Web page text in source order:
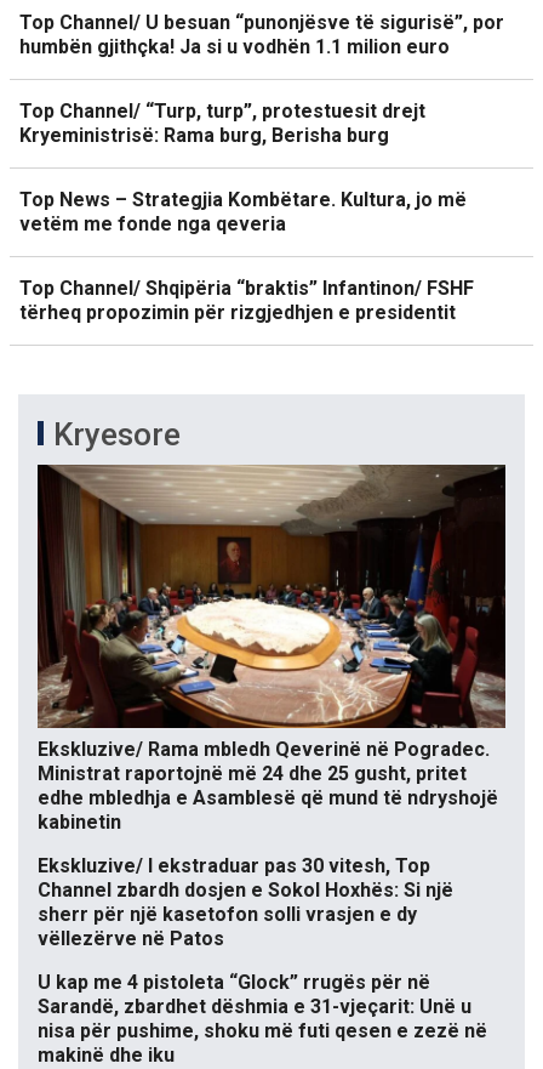
Top Channel/ U besuan “punonjësve të sigurisë”, por
humbën gjithçka! Ja si u vodhën 1.1 milion euro
Top Channel/ “Turp, turp”, protestuesit drejt
Kryeministrisë: Rama burg, Berisha burg
Top News – Strategjia Kombëtare. Kultura, jo më
vetëm me fonde nga qeveria
Top Channel/ Shqipëria “braktis” Infantinon/ FSHF
tërheq propozimin për rizgjedhjen e presidentit
Kryesore
Ekskluzive/ Rama mbledh Qeverinë në Pogradec.
Ministrat raportojnë më 24 dhe 25 gusht, pritet
edhe mbledhja e Asamblesë që mund të ndryshojë
kabinetin
Ekskluzive/ I ekstraduar pas 30 vitesh, Top
Channel zbardh dosjen e Sokol Hoxhës: Si një
sherr për një kasetofon solli vrasjen e dy
vëllezërve në Patos
U kap me 4 pistoleta “Glock” rrugës për në
Sarandë, zbardhet dëshmia e 31-vjeçarit: Unë u
nisa për pushime, shoku më futi qesen e zezë në
makinë dhe iku